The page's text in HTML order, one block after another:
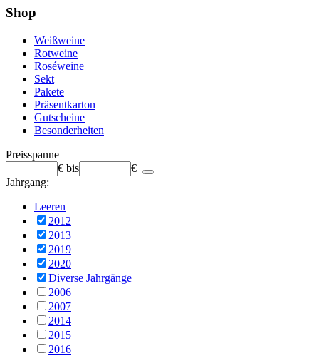
Shop
Weißweine
Rotweine
Roséweine
Sekt
Pakete
Präsentkarton
Gutscheine
Besonderheiten
Preisspanne
€ bis
€
Jahrgang:
Leeren
2012
2013
2019
2020
Diverse Jahrgänge
2006
2007
2014
2015
2016